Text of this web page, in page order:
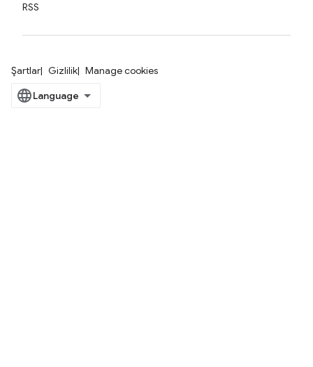
RSS
Şartlar Gizlilik Manage cookies